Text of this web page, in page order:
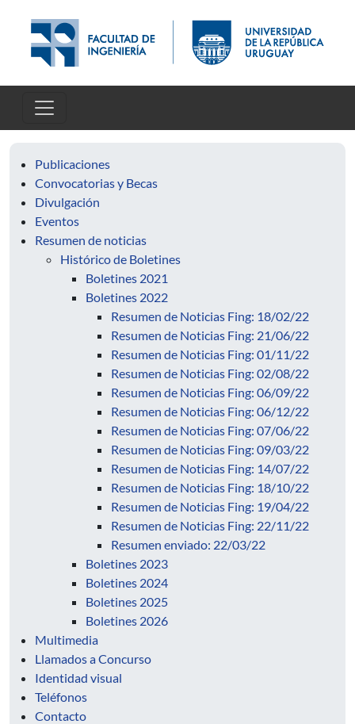
Publicaciones
Convocatorias y Becas
Divulgación
Eventos
Resumen de noticias
Histórico de Boletines
Boletines 2021
Boletines 2022
Resumen de Noticias Fing: 18/02/22
Resumen de Noticias Fing: 21/06/22
Resumen de Noticias Fing: 01/11/22
Resumen de Noticias Fing: 02/08/22
Resumen de Noticias Fing: 06/09/22
Resumen de Noticias Fing: 06/12/22
Resumen de Noticias Fing: 07/06/22
Resumen de Noticias Fing: 09/03/22
Resumen de Noticias Fing: 14/07/22
Resumen de Noticias Fing: 18/10/22
Resumen de Noticias Fing: 19/04/22
Resumen de Noticias Fing: 22/11/22
Resumen enviado: 22/03/22
Boletines 2023
Boletines 2024
Boletines 2025
Boletines 2026
Multimedia
Llamados a Concurso
Identidad visual
Teléfonos
Contacto